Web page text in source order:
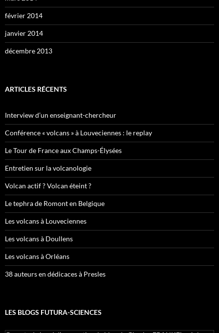
février 2014
janvier 2014
décembre 2013
ARTICLES RÉCENTS
Interview d’un enseignant-chercheur
Conférence « volcans » à Louveciennes : le replay
Le Tour de France aux Champs-Élysées
Entretien sur la volcanologie
Volcan actif ? Volcan éteint ?
Le tephra de Romont en Belgique
Les volcans à Louveciennes
Les volcans à Doullens
Les volcans à Orléans
38 auteurs en dédicaces à Presles
LES BLOGS FUTURA-SCIENCES